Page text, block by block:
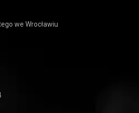
we Wrocławiu